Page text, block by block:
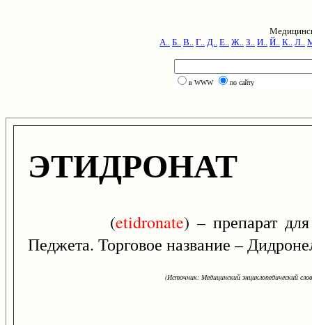
А.. Б.. В.. Г.. Д.. Е.. Ж.. З.. И.. Й.. К.. Л..
в WWW по сайту
ЭТИДРОНАТ
(etidronate) – препарат
Педжета. Торговое название –
(Источник: Медицинский энциклопедический